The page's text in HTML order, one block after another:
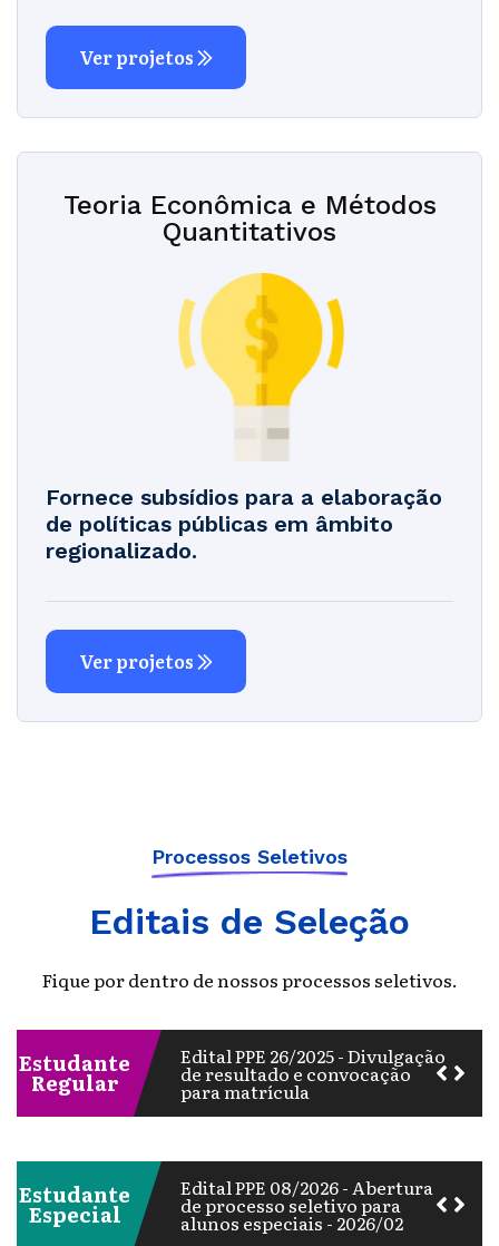
Ver projetos
Teoria Econômica e Métodos
Quantitativos
Fornece subsídios para a elaboração
de políticas públicas em âmbito
regionalizado.
Ver projetos
Processos Seletivos
Editais de Seleção
Fique por dentro de nossos processos seletivos.
Estudante
Regular
Edital PPE 22/2025 - Edital de
seleção suplementar -
AGROQUALIPESQUISA
Edital PPE 03/2026 - Retificação
do cronograma do edital PPE
Edital PPE 26/2025 - Divulgação
de resultado e convocação
para matrícula
do processo seletivo para
alunos regulares
Edital PPE 23/2025 - Edital de
Estudante
Especial
Edital PPE 17/2025 - Divulgação
do resultado do processo
2025/2
Edital PPE 09/2026 - Apresenta
o resultado do processo de
classificação para o segundo
Edital PPE 08/2026 - Abertura
de processo seletivo para
alunos especiais - 2026/02